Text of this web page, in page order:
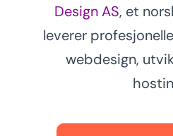
Design AS, et
leverer
webdesign,